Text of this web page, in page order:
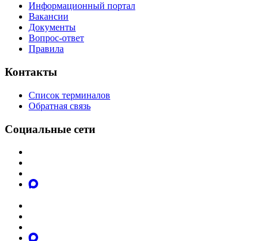
Информационный портал
Вакансии
Документы
Вопрос-ответ
Правила
Контакты
Список терминалов
Обратная связь
Социальные сети